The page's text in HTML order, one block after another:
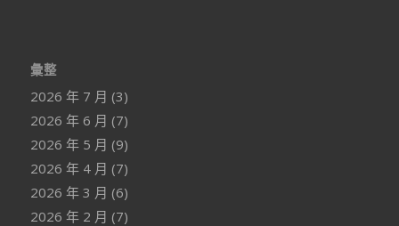
彙整
2026 年 7 月 (3)
2026 年 6 月 (7)
2026 年 5 月 (9)
2026 年 4 月 (7)
2026 年 3 月 (6)
2026 年 2 月 (7)